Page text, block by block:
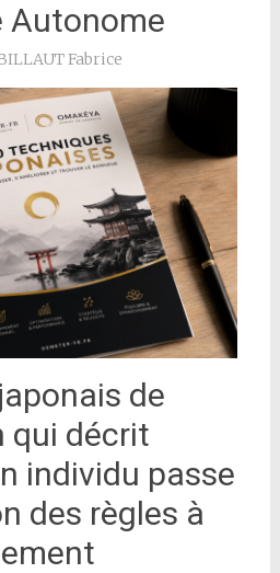
Autonome
Fabrice
de
qui décrit
individu passe
des règles à